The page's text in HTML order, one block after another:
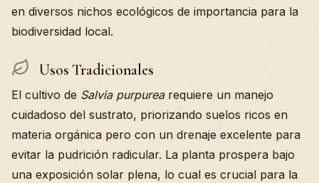
en diversos nichos ecológicos de importancia para la
biodiversidad local.
Usos Tradicionales
El cultivo de Salvia purpurearequiere un manejo
cuidadoso del sustrato, priorizando suelos ricos en
materia orgánica pero con un drenaje excelente para
evitar la pudrición radicular. La planta prospera bajo
una exposición solar plena, lo cual es crucial para la